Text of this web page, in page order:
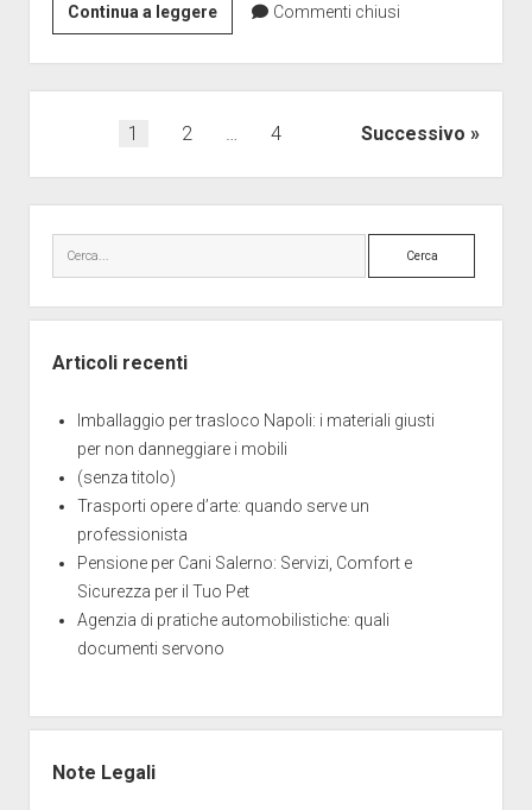
Continua a leggereTraslochi
Napoli:
Evita
Stress
con
Questi
Consigli
Commenti chiusi
Paginazione
1 2 … 4 Successivo
laterale
Cerca
Articoli recenti
Imballaggio per trasloco Napoli: i materiali giusti
per non danneggiare i mobili
(senza titolo)
Trasporti opere d’arte: quando serve un
professionista
Pensione per Cani Salerno: Servizi, Comfort e
Sicurezza per il Tuo Pet
Agenzia di pratiche automobilistiche: quali
documenti servono
Note Legali